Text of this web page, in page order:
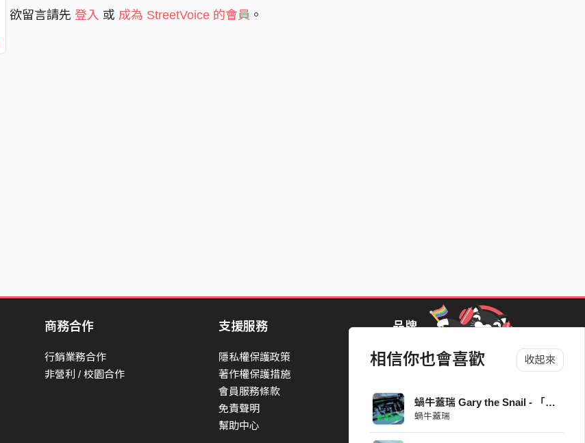
相信你也會喜歡 收起來
蝸牛蓋瑞 Gary the Snail - 「眾矢之的」
蝸牛蓋瑞
欲留言請先 登入 或 成為 StreetVoice 的會員 。
商務合作
行銷業務合作
非營利 / 校園合作
支援服務
隱私權保護政策
著作權保護措施
會員服務條款
免責聲明
幫助中心
品牌
StreetVoice Awards 街聲音樂獎
Blow 吹音樂
Packer 派歌
SimpleLife 簡單生活節